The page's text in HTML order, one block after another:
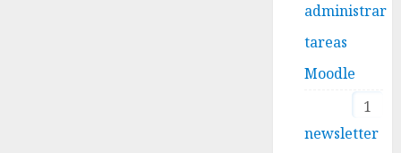
administrar
tareas
Moodle
1
newsletter